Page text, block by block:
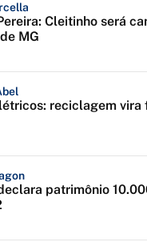
Cleitinho será
MG
reciclagem vira
patrimônio